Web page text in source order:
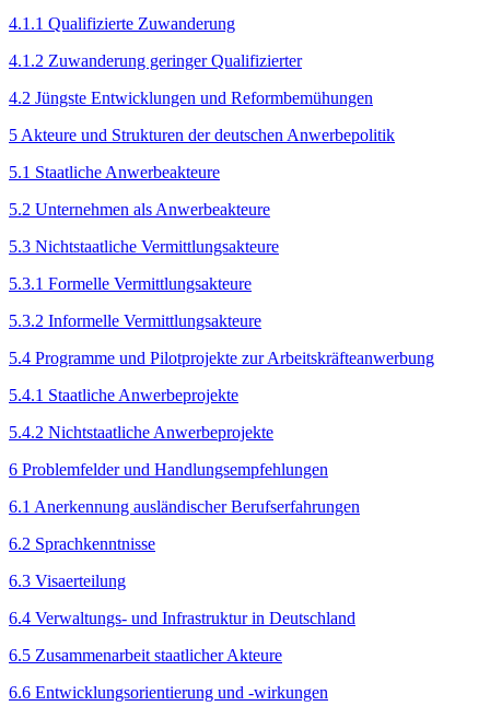
4.1.1 Qualifizierte Zuwanderung
4.1.2 Zuwanderung geringer Qualifizierter
4.2 Jüngste Entwicklungen und Reformbemühungen
5 Akteure und Strukturen der deutschen Anwerbepolitik
5.1 Staatliche Anwerbeakteure
5.2 Unternehmen als Anwerbeakteure
5.3 Nichtstaatliche Vermittlungsakteure
5.3.1 Formelle Vermittlungsakteure
5.3.2 Informelle Vermittlungsakteure
5.4 Programme und Pilotprojekte zur Arbeitskräfteanwerbung
5.4.1 Staatliche Anwerbeprojekte
5.4.2 Nichtstaatliche Anwerbeprojekte
6 Problemfelder und Handlungsempfehlungen
6.1 Anerkennung ausländischer Berufserfahrungen
6.2 Sprachkenntnisse
6.3 Visaerteilung
6.4 Verwaltungs- und Infrastruktur in Deutschland
6.5 Zusammenarbeit staatlicher Akteure
6.6 Entwicklungsorientierung und ‑wirkungen